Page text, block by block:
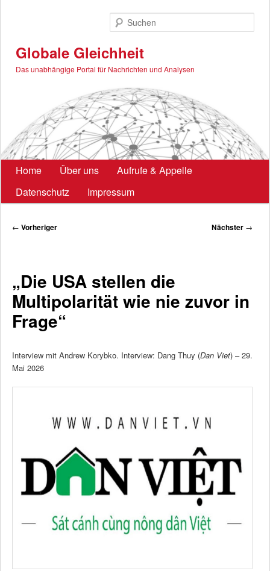
Globale Gleichheit
Das unabhängige Portal für Nachrichten und Analysen
Hauptmenü
Home Über uns
Aufrufe & Appelle
Datenschutz
Impressum
Beitragsnavigation
← Vorheriger Nächster →
„Die USA stellen die
Multipolarität wie nie zuvor in
Frage“
Interview mit Andrew Korybko. Interview: Dang Thuy (Dan Viet) – 29.
Mai 2026